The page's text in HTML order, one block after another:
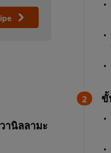
านิลลามะ
ขั้